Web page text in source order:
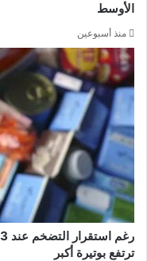
الأوسط
منذ أسبوعين
ترتفع بوتيرة أكبر